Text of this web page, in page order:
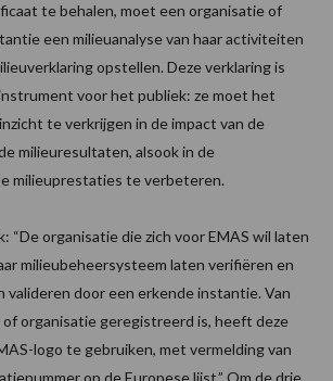
te behalen, moet een organisatie of
een milieuanalyse van haar activiteiten
opstellen. Deze verklaring is
voor het publiek: ze moet het
te verkrijgen in de impact van de
milieuresultaten, alsook in de
milieuprestaties te verbeteren.
“De organisatie die zich voor EMAS wil laten
milieubeheersysteem laten verifiëren en
valideren door een erkende instantie. Van
organisatie geregistreerd is, heeft deze
logo te gebruiken, met vermelding van